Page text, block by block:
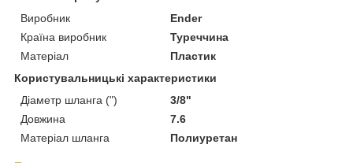
Виробник
Ender
Країна виробник
Туреччина
Матеріал
Пластик
Користувальницькі характеристики
Діаметр шланга (")
3/8"
Довжина
7.6
Матеріал шланга
Полиуретан